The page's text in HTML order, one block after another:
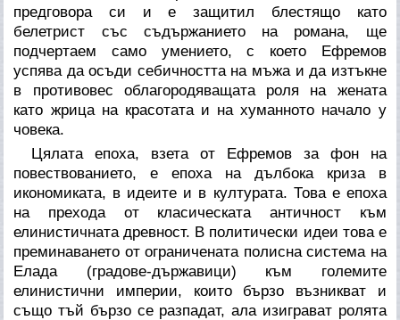
предговора си и е защитил блестящо като
белетрист със съдържанието на романа, ще
подчертаем само умението, с което Ефремов
успява да осъди себичността на мъжа и да изтъкне
в противовес облагородяващата роля на жената
като жрица на красотата и на хуманното начало у
човека.
Цялата епоха, взета от Ефремов за фон на
повествованието, е епоха на дълбока криза в
икономиката, в идеите и в културата. Това е епоха
на прехода от класическата античност към
елинистичната древност. В политически идеи това е
преминаването от ограничената полисна система на
Елада (градове-държавици) към големите
елинистични империи, които бързо възникват и
също тъй бързо се разпадат, ала изиграват ролята